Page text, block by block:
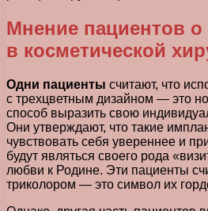
Мнение пациентов
в косметической
Одни пациенты считают, что
с трехцветным дизайном — это
способ выразить свою
Они утверждают, что такие
чувствовать себя увереннее и
будут являться своего рода
любви к Родине. Эти пациенты
триколором — это символ их